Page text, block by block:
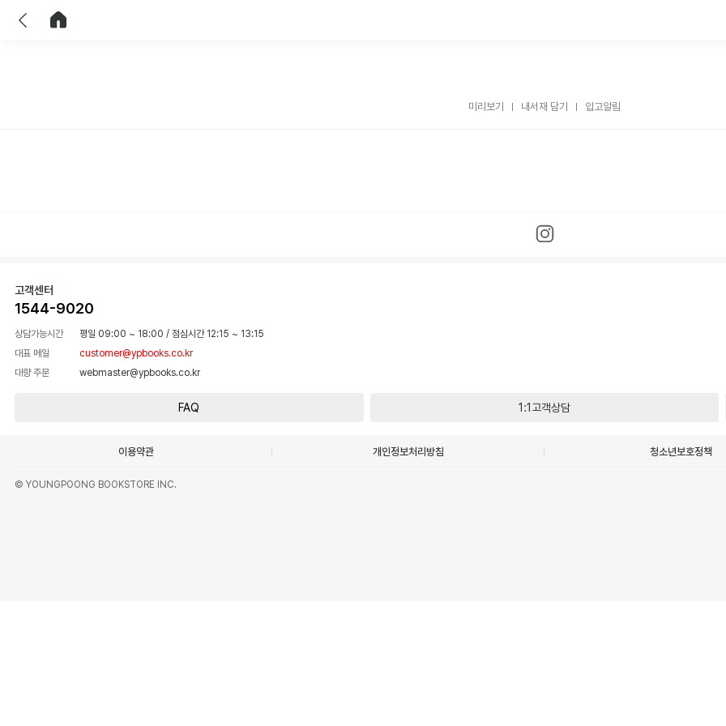
미리보기 내서재 담기 입고알림
고객센터
1544-9020
상담가능시간 평일 09:00 ~ 18:00 / 점심시간 12:15 ~ 13:15
대표 메일
customer@ypbooks.co.kr
대량 주문
webmaster@ypbooks.co.kr
FAQ 1:1고객상담
이용약관 개인정보처리방침 청소년보호정책
© YOUNGPOONG BOOKSTORE INC.